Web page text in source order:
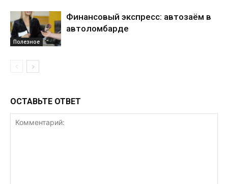
Полезное
Финансовый экспресс: автозаём в
автоломбарде
ОСТАВЬТЕ ОТВЕТ